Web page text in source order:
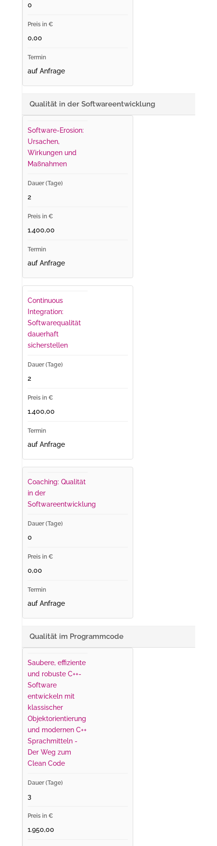
0
0,00
auf Anfrage
Qualität in der Softwareentwicklung
Software-Erosion:
Ursachen,
Wirkungen und
Maßnahmen
2
1.400,00
auf Anfrage
Continuous
Integration:
Softwarequalität
dauerhaft
sicherstellen
2
1.400,00
auf Anfrage
Coaching: Qualität
in der
Softwareentwicklung
0
0,00
auf Anfrage
Qualität im Programmcode
Saubere, effiziente
und robuste C++-
Software
entwickeln mit
klassischer
Objektorientierung
und modernen C++
Sprachmitteln -
Der Weg zum
Clean Code
3
1.950,00